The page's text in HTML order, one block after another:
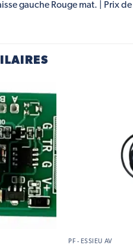
gauche Rouge mat. | Prix
Add to
wishlist
PF - ESSIEU AV